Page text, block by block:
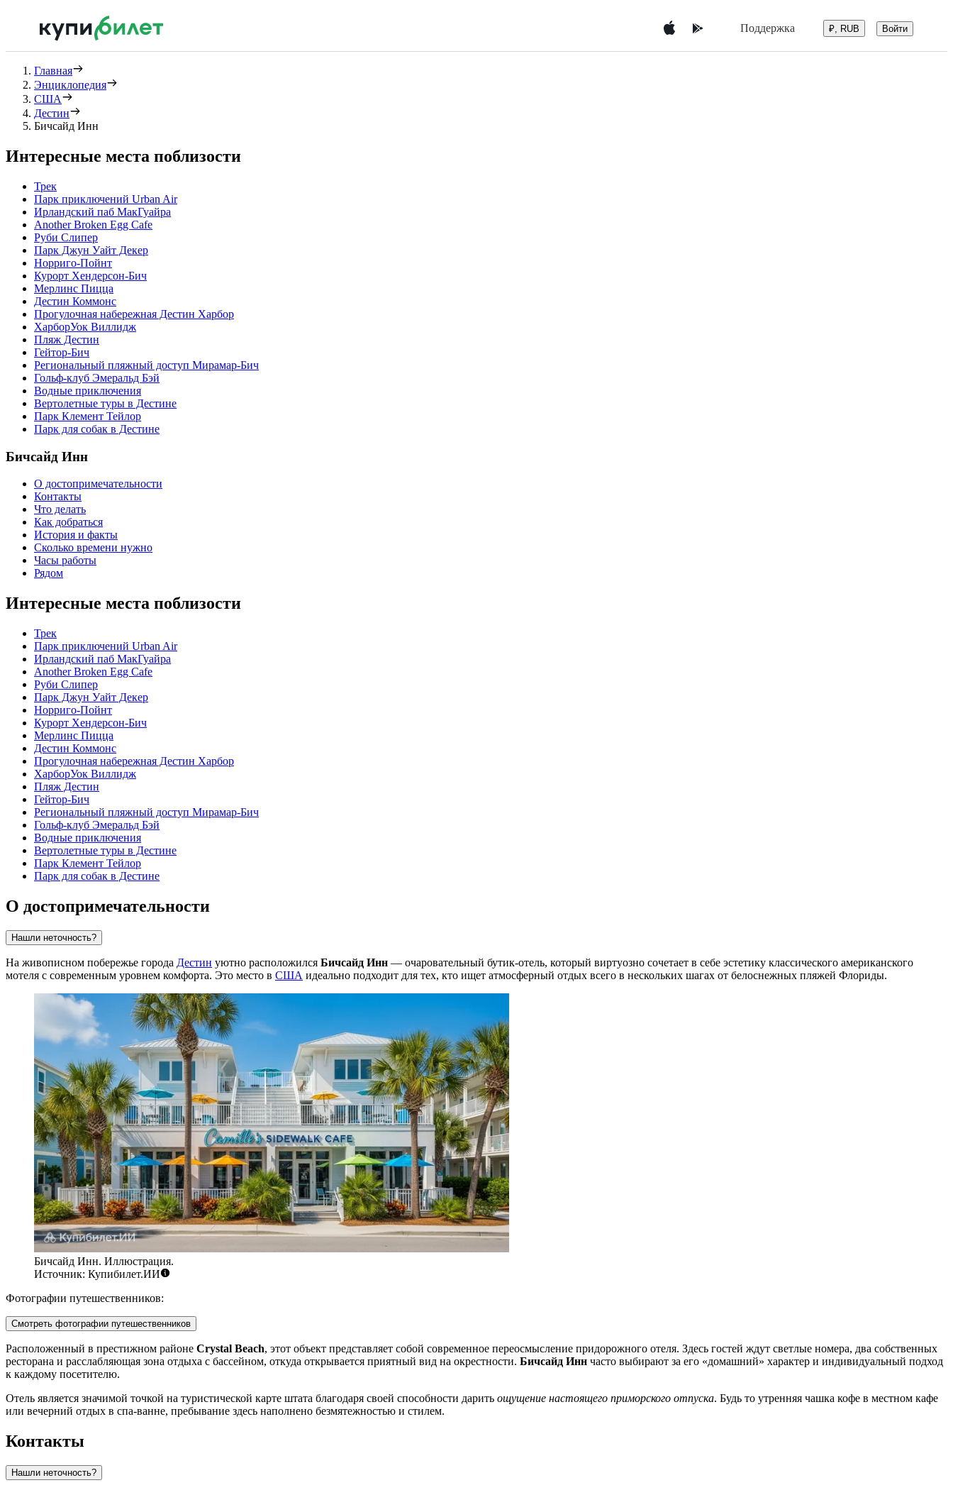
Поддержка ₽, RUB Войти
Главная
Энциклопедия
США
Дестин
Бичсайд Инн
Интересные места поблизости
Трек
Парк приключений Urban Air
Ирландский паб МакГуайра
Another Broken Egg Cafe
Руби Слипер
Парк Джун Уайт Декер
Норриго-Пойнт
Курорт Хендерсон-Бич
Мерлинс Пицца
Дестин Коммонс
Прогулочная набережная Дестин Харбор
ХарборУок Виллидж
Пляж Дестин
Гейтор-Бич
Региональный пляжный доступ Мирамар-Бич
Гольф-клуб Эмеральд Бэй
Водные приключения
Вертолетные туры в Дестине
Парк Клемент Тейлор
Парк для собак в Дестине
Бичсайд Инн
О достопримечательности
Контакты
Что делать
Как добраться
История и факты
Сколько времени нужно
Часы работы
Рядом
Интересные места поблизости
Трек
Парк приключений Urban Air
Ирландский паб МакГуайра
Another Broken Egg Cafe
Руби Слипер
Парк Джун Уайт Декер
Норриго-Пойнт
Курорт Хендерсон-Бич
Мерлинс Пицца
Дестин Коммонс
Прогулочная набережная Дестин Харбор
ХарборУок Виллидж
Пляж Дестин
Гейтор-Бич
Региональный пляжный доступ Мирамар-Бич
Гольф-клуб Эмеральд Бэй
Водные приключения
Вертолетные туры в Дестине
Парк Клемент Тейлор
Парк для собак в Дестине
О достопримечательности
Нашли неточность?
На живописном побережье города Дестин уютно расположился Бичсайд Инн — очаровательный бутик-отель, который виртуозно сочетает в себе эстетику классического американского
мотеля с современным уровнем комфорта. Это место в США идеально подходит для тех, кто ищет атмосферный отдых всего в нескольких шагах от белоснежных пляжей Флориды.
Бичсайд Инн. Иллюстрация.
Источник: Купибилет.ИИ
Фотографии путешественников:
Смотреть фотографии путешественников
Расположенный в престижном районе Crystal Beach, этот объект представляет собой современное переосмысление придорожного отеля. Здесь гостей ждут светлые номера, два собственных
ресторана и расслабляющая зона отдыха с бассейном, откуда открывается приятный вид на окрестности. Бичсайд Инн часто выбирают за его «домашний» характер и индивидуальный подход
к каждому посетителю.
Отель является значимой точкой на туристической карте штата благодаря своей способности дарить ощущение настоящего приморского отпуска. Будь то утренняя чашка кофе в местном кафе
или вечерний отдых в спа-ванне, пребывание здесь наполнено безмятежностью и стилем.
Контакты
Нашли неточность?